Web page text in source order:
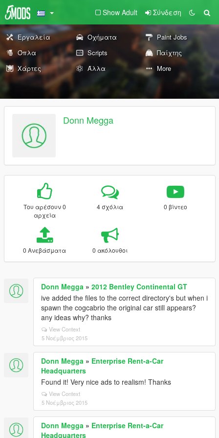
Show Adult Σύνδεση
Εργαλεία Οχήματα
Paint Jobs
Όπλα
Scripts
Παίχτης
Χάρτες
Άλλα More
Donn Megga
Του αρέσουν 0
αρχεία
4 σχόλια 0 βίντεο
0 Ανεβάσματα 0 ακόλουθοι
Donn Megga » 2012 Bentley Continental GT
ive added the files to the correct directory's but when i
spawn the cogcabrio the original car still appears?
any ideas why? thanks
View Context
5 Νοέμβριος 2015
Donn Megga » Enterprise Rent-a-Car
Headquarters
Found it! Very nice ads to realism! Thanks
View Context
5 Νοέμβριος 2015
Donn Megga » Enterprise Rent-a-Car
Headquarters